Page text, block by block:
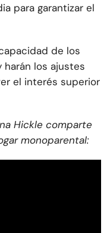
para garantizar el
de los
los ajustes
el interés superior
Hickle comparte
monoparental: